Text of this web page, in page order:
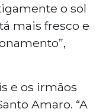
o sol
mais fresco e
e os irmãos
Amaro. “A